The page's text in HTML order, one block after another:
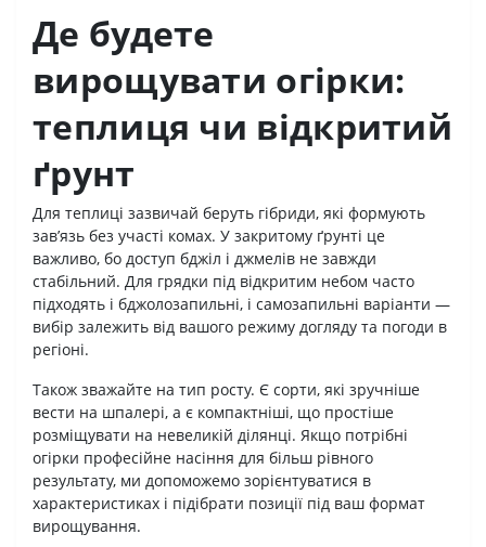
Де будете
вирощувати огірки:
теплиця чи відкритий
ґрунт
Для теплиці зазвичай беруть гібриди, які формують
зав’язь без участі комах. У закритому ґрунті це
важливо, бо доступ бджіл і джмелів не завжди
стабільний. Для грядки під відкритим небом часто
підходять і бджолозапильні, і самозапильні варіанти —
вибір залежить від вашого режиму догляду та погоди в
регіоні.
Також зважайте на тип росту. Є сорти, які зручніше
вести на шпалері, а є компактніші, що простіше
розміщувати на невеликій ділянці. Якщо потрібні
огірки професійне насіння для більш рівного
результату, ми допоможемо зорієнтуватися в
характеристиках і підібрати позиції під ваш формат
вирощування.